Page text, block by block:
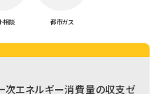
相談 都市ガス
次エネルギー消費量の収支ゼ